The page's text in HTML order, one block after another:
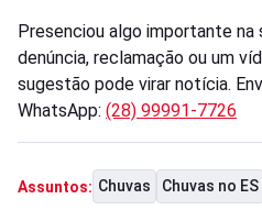
Presenciou algo importante na
denúncia, reclamação ou um
sugestão pode virar notícia.
WhatsApp: (28) 99991-7726
Assuntos: Chuvas Chuvas no ES